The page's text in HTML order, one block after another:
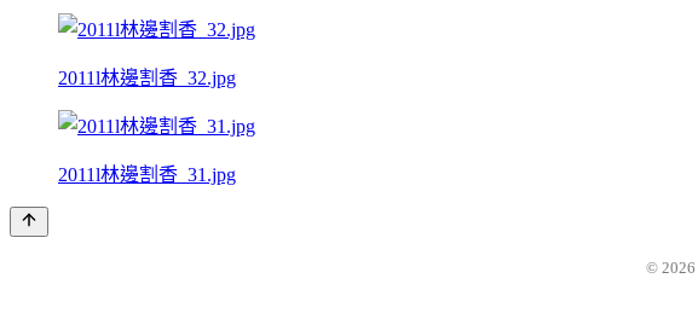
2011l林邊割香_32.jpg
2011l林邊割香_31.jpg
© 2026